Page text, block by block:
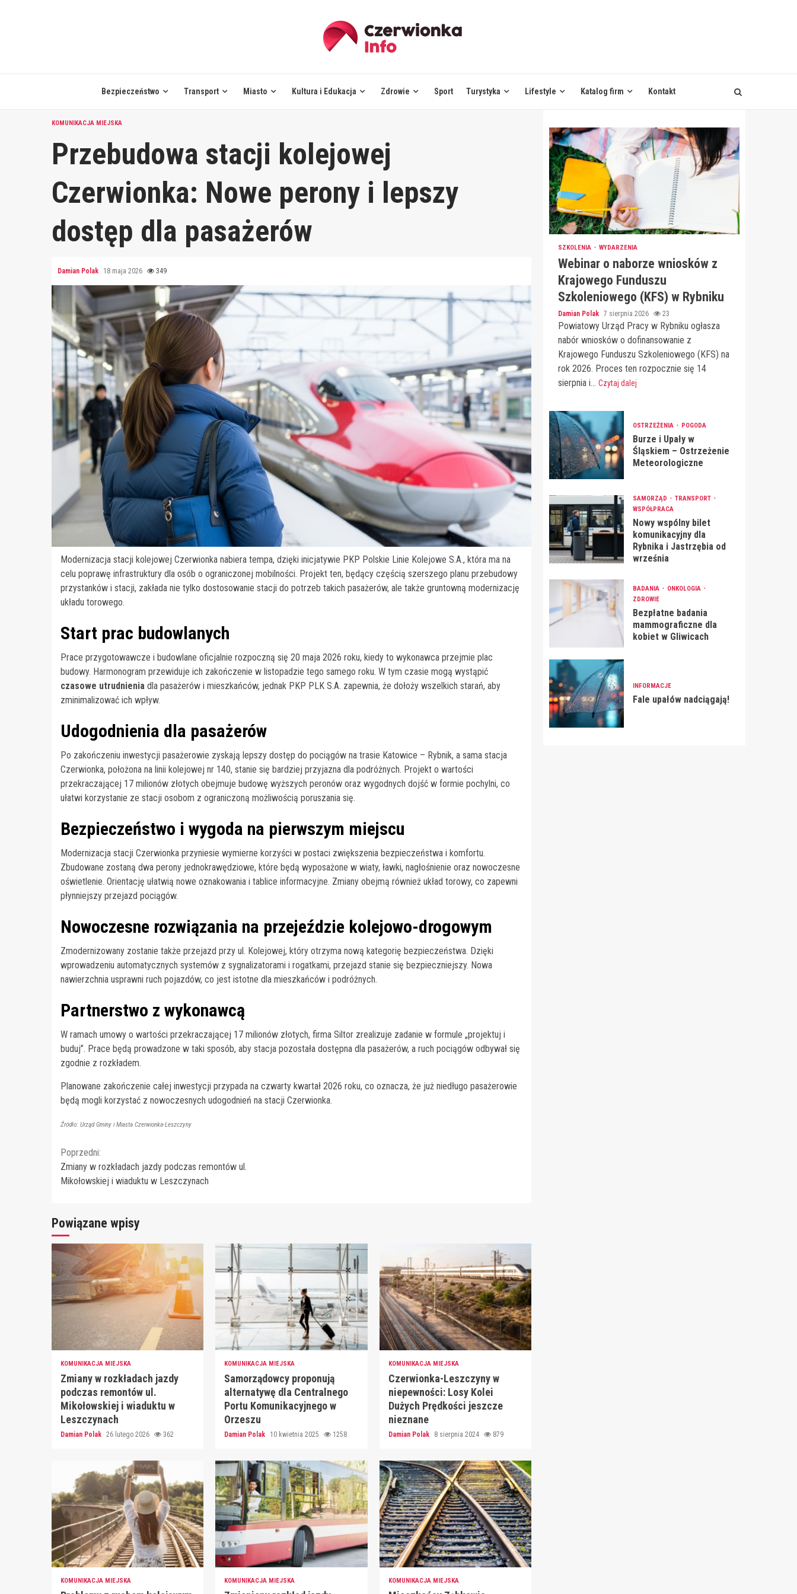
Bezpieczeństwo Transport Miasto Kultura i Edukacja Zdrowie Sport Turystyka Lifestyle Katalog firm Kontakt
KOMUNIKACJA MIEJSKA
Przebudowa stacji kolejowej
Czerwionka: Nowe perony i lepszy
dostęp dla pasażerów
Damian Polak 18 maja 2026 349
Modernizacja stacji kolejowej Czerwionka nabiera tempa, dzięki inicjatywie PKP Polskie Linie Kolejowe S.A., która ma na
celu poprawę infrastruktury dla osób o ograniczonej mobilności. Projekt ten, będący częścią szerszego planu przebudowy
przystanków i stacji, zakłada nie tylko dostosowanie stacji do potrzeb takich pasażerów, ale także gruntowną modernizację
układu torowego.
Start prac budowlanych
Prace przygotowawcze i budowlane oficjalnie rozpoczną się 20 maja 2026 roku, kiedy to wykonawca przejmie plac
budowy. Harmonogram przewiduje ich zakończenie w listopadzie tego samego roku. W tym czasie mogą wystąpić
czasowe utrudnienia dla pasażerów i mieszkańców, jednak PKP PLK S.A. zapewnia, że dołoży wszelkich starań, aby
zminimalizować ich wpływ.
Udogodnienia dla pasażerów
Po zakończeniu inwestycji pasażerowie zyskają lepszy dostęp do pociągów na trasie Katowice – Rybnik, a sama stacja
Czerwionka, położona na linii kolejowej nr 140, stanie się bardziej przyjazna dla podróżnych. Projekt o wartości
przekraczającej 17 milionów złotych obejmuje budowę wyższych peronów oraz wygodnych dojść w formie pochylni, co
ułatwi korzystanie ze stacji osobom z ograniczoną możliwością poruszania się.
Bezpieczeństwo i wygoda na pierwszym miejscu
Modernizacja stacji Czerwionka przyniesie wymierne korzyści w postaci zwiększenia bezpieczeństwa i komfortu.
Zbudowane zostaną dwa perony jednokrawędziowe, które będą wyposażone w wiaty, ławki, nagłośnienie oraz nowoczesne
oświetlenie. Orientację ułatwią nowe oznakowania i tablice informacyjne. Zmiany obejmą również układ torowy, co zapewni
płynniejszy przejazd pociągów.
Nowoczesne rozwiązania na przejeździe kolejowo-drogowym
Zmodernizowany zostanie także przejazd przy ul. Kolejowej, który otrzyma nową kategorię bezpieczeństwa. Dzięki
wprowadzeniu automatycznych systemów z sygnalizatorami i rogatkami, przejazd stanie się bezpieczniejszy. Nowa
nawierzchnia usprawni ruch pojazdów, co jest istotne dla mieszkańców i podróżnych.
Partnerstwo z wykonawcą
W ramach umowy o wartości przekraczającej 17 milionów złotych, firma Siltor zrealizuje zadanie w formule „projektuj i
buduj”. Prace będą prowadzone w taki sposób, aby stacja pozostała dostępna dla pasażerów, a ruch pociągów odbywał się
zgodnie z rozkładem.
Planowane zakończenie całej inwestycji przypada na czwarty kwartał 2026 roku, co oznacza, że już niedługo pasażerowie
będą mogli korzystać z nowoczesnych udogodnień na stacji Czerwionka.
Źródło: Urząd Gminy i Miasta Czerwionka-Leszczyny
Continue
Reading
Poprzedni:
Zmiany w rozkładach jazdy podczas remontów ul.
Mikołowskiej i wiaduktu w Leszczynach
Powiązane wpisy
KOMUNIKACJA MIEJSKA
Zmiany w rozkładach jazdy
podczas remontów ul.
Mikołowskiej i wiaduktu w
Leszczynach
Damian Polak 26 lutego 2026 362
KOMUNIKACJA MIEJSKA
Samorządowcy proponują
alternatywę dla Centralnego
Portu Komunikacyjnego w
Orzeszu
Damian Polak 10 kwietnia 2025 1258
KOMUNIKACJA MIEJSKA
Czerwionka-Leszczyny w
niepewności: Losy Kolei
Dużych Prędkości jeszcze
nieznane
Damian Polak 8 sierpnia 2024 879
KOMUNIKACJA MIEJSKA KOMUNIKACJA MIEJSKA KOMUNIKACJA MIEJSKA
SZKOLENIA WYDARZENIA
Webinar o naborze wniosków z
Krajowego Funduszu
Szkoleniowego (KFS) w Rybniku
Damian Polak 7 sierpnia 2026 23
Powiatowy Urząd Pracy w Rybniku ogłasza
nabór wniosków o dofinansowanie z
Krajowego Funduszu Szkoleniowego (KFS) na
rok 2026. Proces ten rozpocznie się 14
sierpnia i... Czytaj dalej
OSTRZEŻENIA POGODA
Burze i Upały w
Śląskiem – Ostrzeżenie
Meteorologiczne
SAMORZĄD
TRANSPORT
WSPÓŁPRACA
Nowy wspólny bilet
komunikacyjny dla
Rybnika i Jastrzębia od
września
BADANIA
ONKOLOGIA
ZDROWIE
Bezpłatne badania
mammograficzne dla
kobiet w Gliwicach
INFORMACJE
Fale upałów nadciągają!